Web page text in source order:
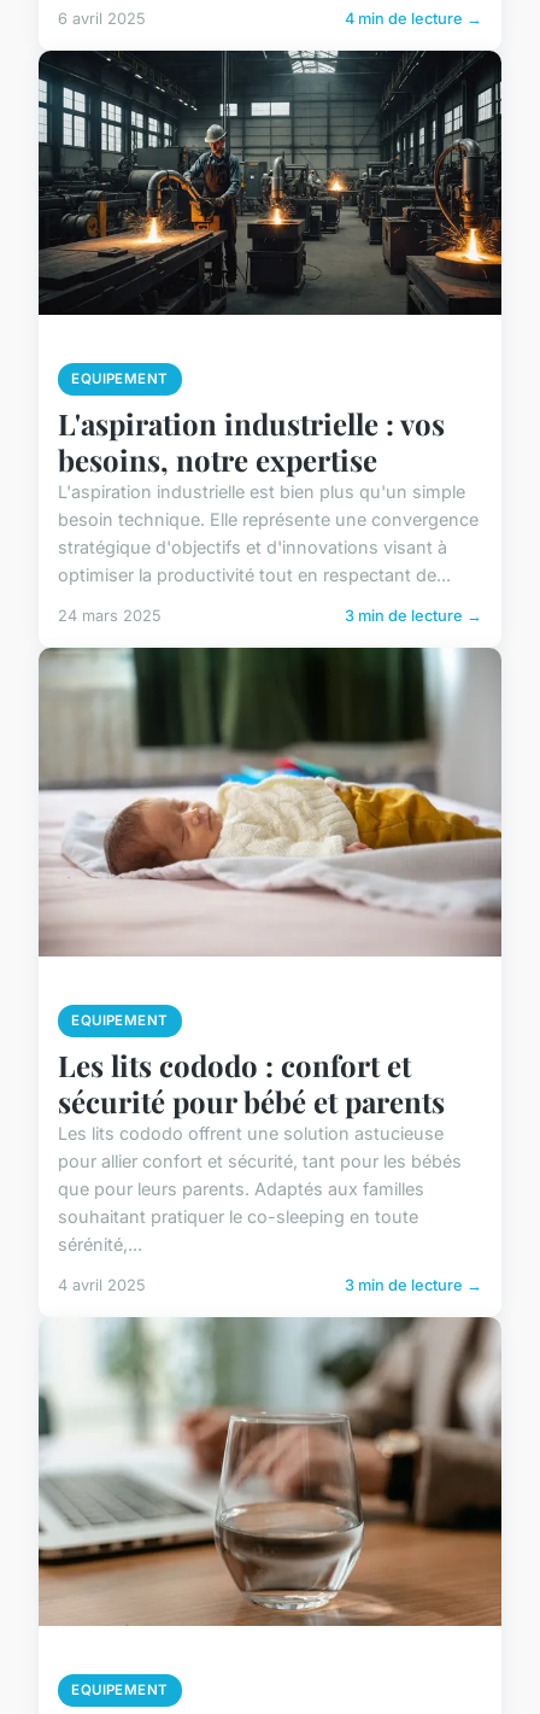
6 avril 2025 4 min de lecture →
EQUIPEMENT
L'aspiration industrielle : vos
besoins, notre expertise
L'aspiration industrielle est bien plus qu'un simple
besoin technique. Elle représente une convergence
stratégique d'objectifs et d'innovations visant à
optimiser la productivité tout en respectant de...
24 mars 2025 3 min de lecture →
EQUIPEMENT
Les lits cododo : confort et
sécurité pour bébé et parents
Les lits cododo offrent une solution astucieuse
pour allier confort et sécurité, tant pour les bébés
que pour leurs parents. Adaptés aux familles
souhaitant pratiquer le co-sleeping en toute
sérénité,...
4 avril 2025 3 min de lecture →
EQUIPEMENT